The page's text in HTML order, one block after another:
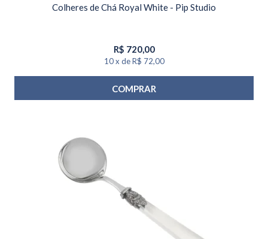
Colheres de Chá Royal White - Pip Studio
R$ 720,00
10 x de R$ 72,00
COMPRAR